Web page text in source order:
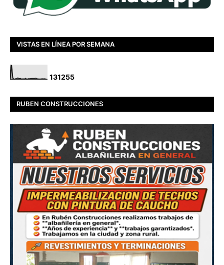
VISTAS EN LÍNEA POR SEMANA
131255
RUBEN CONSTRUCCIONES